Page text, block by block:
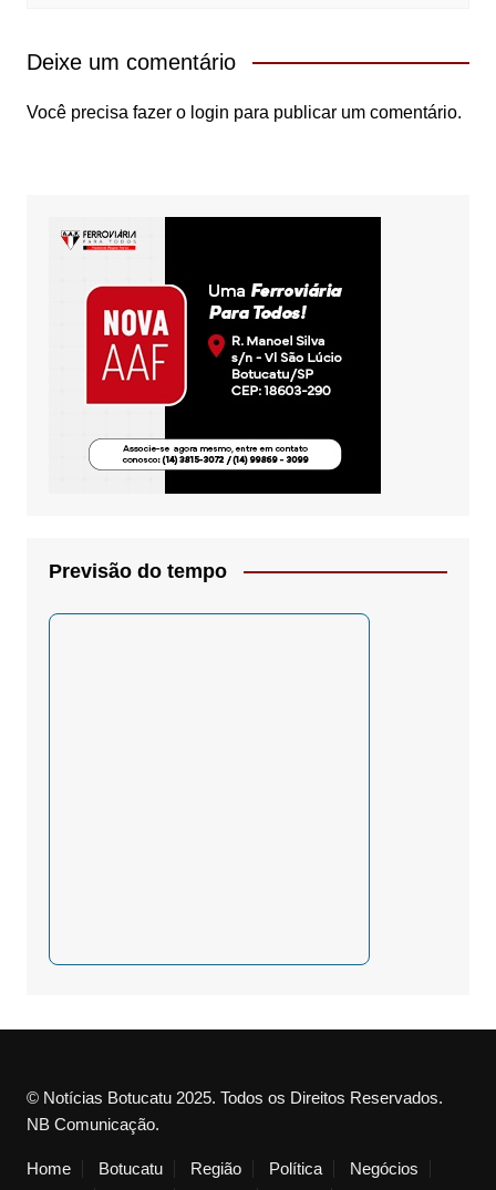
Deixe um comentário
Você precisa fazer o login para publicar um comentário.
Previsão do tempo
© Notícias Botucatu 2025. Todos os Direitos Reservados.
NB Comunicação.
Home Botucatu Região Política
Negócios